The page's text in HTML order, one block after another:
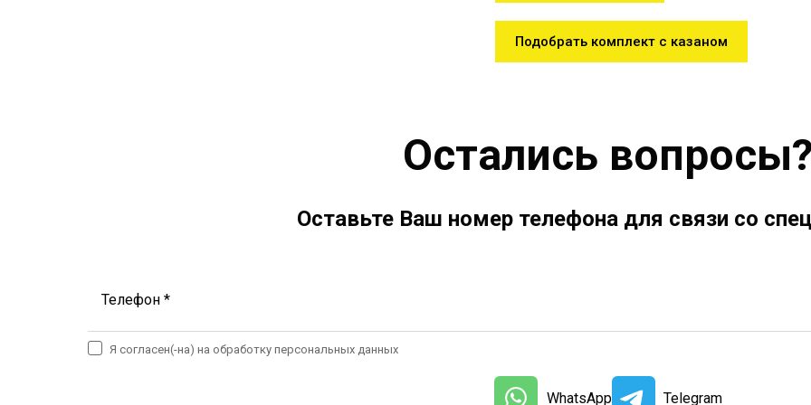
Подобрать комплект с казаном
Остались вопросы?
Оставьте Ваш номер телефона для связи со
Телефон *
Я согласен(-на) на обработку персональных данных
WhatsApp Telegram